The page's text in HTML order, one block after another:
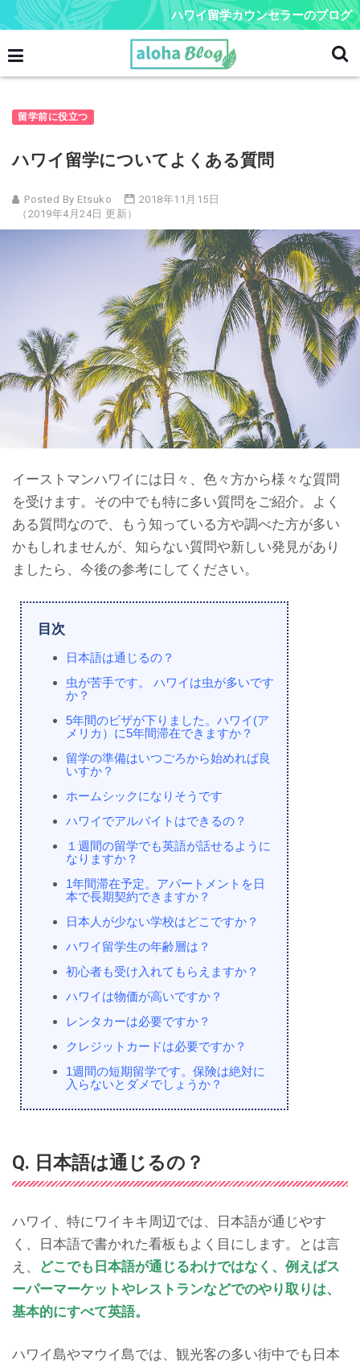
ハワイ留学カウンセラーのブログ
留学前に役立つ
ハワイ留学についてよくある質問
Posted By Etsuko
2018年11月15日
（2019年4月24日 更新）
イーストマンハワイには日々、色々方から様々な質問
を受けます。その中でも特に多い質問をご紹介。よく
ある質問なので、もう知っている方や調べた方が多い
かもしれませんが、知らない質問や新しい発見があり
ましたら、今後の参考にしてください。
目次
日本語は通じるの？
虫が苦手です。 ハワイは虫が多いです
か？
5年間のビザが下りました。ハワイ(ア
メリカ）に5年間滞在できますか？
留学の準備はいつごろから始めれば良
いすか？
ホームシックになりそうです
ハワイでアルバイトはできるの？
１週間の留学でも英語が話せるように
なりますか？
1年間滞在予定。アパートメントを日
本で長期契約できますか？
日本人が少ない学校はどこですか？
ハワイ留学生の年齢層は？
初心者も受け入れてもらえますか？
ハワイは物価が高いですか？
レンタカーは必要ですか？
クレジットカードは必要ですか？
1週間の短期留学です。保険は絶対に
入らないとダメでしょうか？
Q. 日本語は通じるの？
ハワイ、特にワイキキ周辺では、日本語が通じやす
く、日本語で書かれた看板もよく目にします。とは言
え、
どこでも日本語が通じるわけではなく、例えばス
ーパーマーケットやレストランなどでのやり取りは、
基本的にすべて英語。
ハワイ島やマウイ島では、観光客の多い街中でも日本